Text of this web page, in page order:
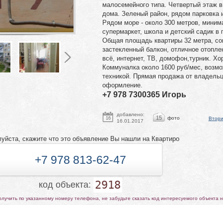
малосемейного типа. Четвертый этаж
дома. Зеленый район, рядом парковка
Рядом море - около 300 метров,
супермаркет, школа и детский садик в
Общая площадь квартиры 32 метра,
застекленный балкон, отличное
всё, интернет, ТВ, домофон,турник.
Коммуналка около 1600 руб/мес,
техникой. Прямая продажа от
оформление.
+7 978 7300365 Игорь
16
добавлено:
16.01.2017
15 фото
скажите что это объявление Вы нашли на Квартиро
+7 978 813-62-47
код объекта: 2918
по указанному номеру телефона, не забудьте сказать код интересуемого объекта